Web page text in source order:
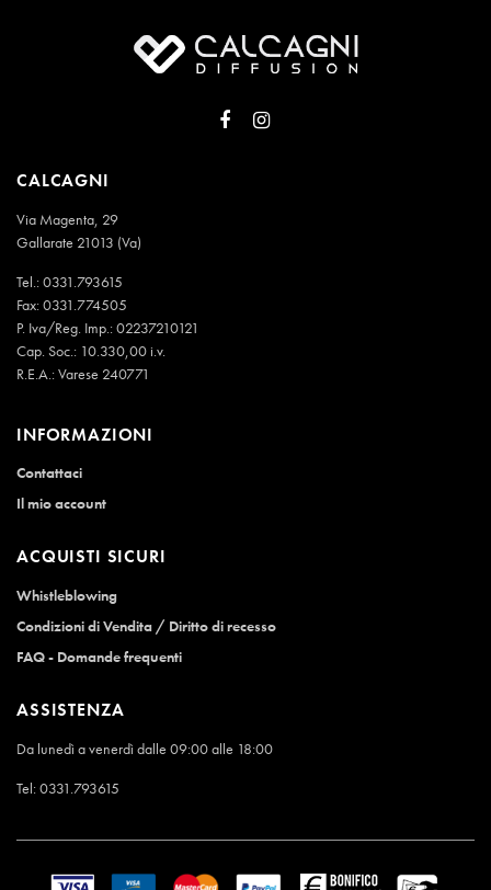
CALCAGNI
Via Magenta, 29
Gallarate 21013 (Va)
Tel.:0331.793615
Fax: 0331.774505
P. Iva/Reg. Imp.: 02237210121
Cap. Soc.: 10.330,00 i.v.
R.E.A.: Varese 240771
INFORMAZIONI
Contattaci
Il mio account
ACQUISTI SICURI
Whistleblowing
Condizioni di Vendita / Diritto di recesso
FAQ - Domande frequenti
ASSISTENZA
Da lunedì a venerdì dalle 09:00 alle 18:00
Tel:0331.793615